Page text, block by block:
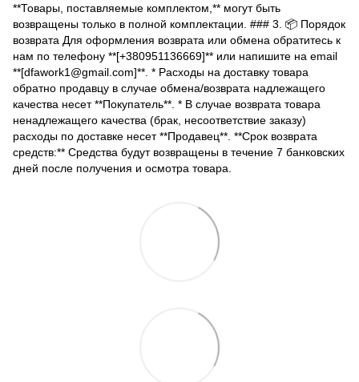
**Товары, поставляемые комплектом,** могут быть
возвращены только в полной комплектации. ### 3. 📦 Порядок
возврата Для оформления возврата или обмена обратитесь к
нам по телефону **[+380951136669]** или напишите на email
**[dfawork1@gmail.com]**. * Расходы на доставку товара
обратно продавцу в случае обмена/возврата надлежащего
качества несет **Покупатель**. * В случае возврата товара
ненадлежащего качества (брак, несоответствие заказу)
расходы по доставке несет **Продавец**. **Срок возврата
средств:** Средства будут возвращены в течение 7 банковских
дней после получения и осмотра товара.